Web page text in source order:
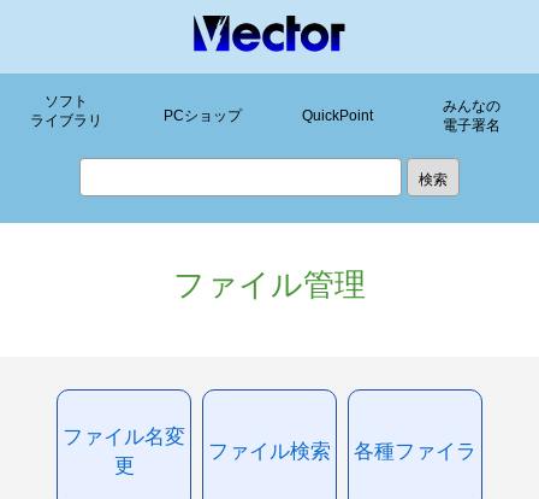
ソフト
ライブラリ
PCショップ QuickPoint
みんなの
電子署名
ファイル管理
ファイル名変
更
ファイル検索 各種ファイラ